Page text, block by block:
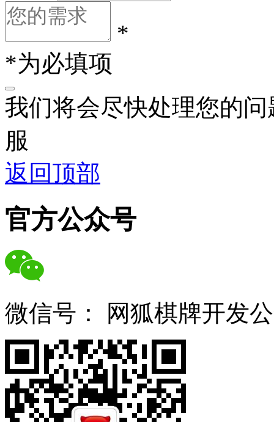
*
*为必填项
我们将会尽快处理您的
服
返回顶部
官方公众号
微信号： 网狐棋牌开发